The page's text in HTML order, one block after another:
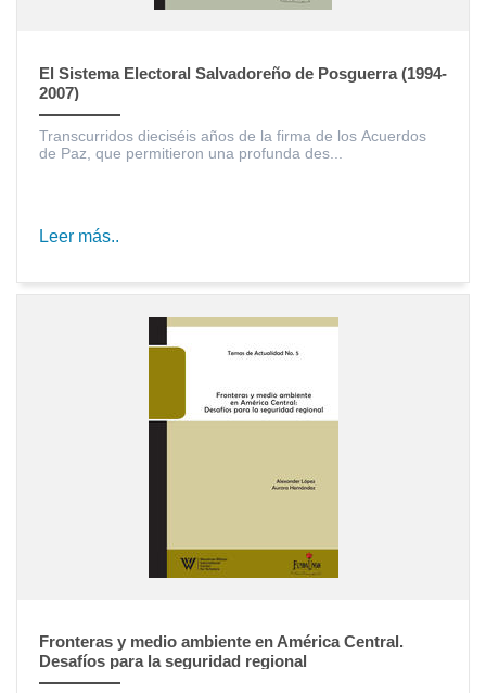
El Sistema Electoral Salvadoreño de Posguerra (1994-
2007)
Transcurridos dieciséis años de la firma de los Acuerdos
de Paz, que permitieron una profunda des...
Leer más..
Fronteras y medio ambiente en América Central.
Desafíos para la seguridad regional